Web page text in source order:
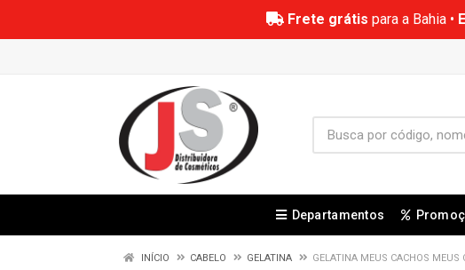
Frete grátis para a Bahia •
Departamentos
INÍCIO CABELO GELATINA GELATINA MEUS CACHOS MEUS